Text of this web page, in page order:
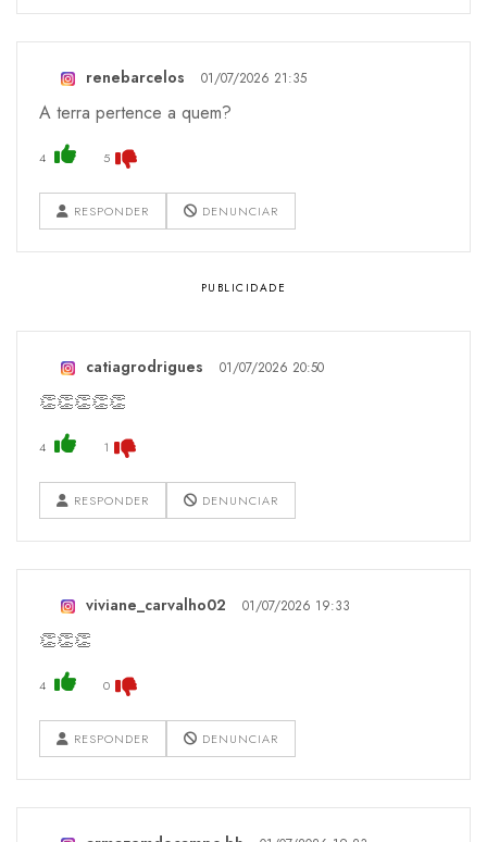
renebarcelos 01/07/2026 21:35
A terra pertence a quem?
4 5
RESPONDER DENUNCIAR
catiagrodrigues 01/07/2026 20:50
👏👏👏👏👏
4 1
RESPONDER DENUNCIAR
viviane_carvalho02 01/07/2026 19:33
👏👏👏
4 0
RESPONDER DENUNCIAR